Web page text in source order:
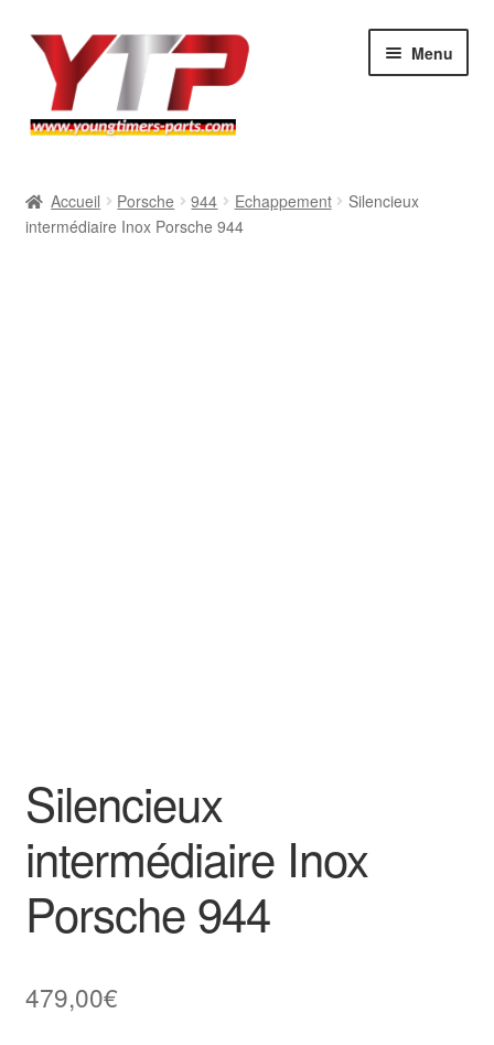
Aller
navigation
Aller
contenu
Menu
BMW
Accueil Porsche 944 Echappement
Silencieux
intermédiaire Inox Porsche 944
Silencieux
intermédiaire Inox
Porsche 944
479,00€